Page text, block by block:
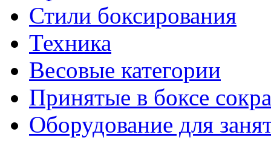
Стили боксирования
Техника
Весовые категории
Принятые в боксе
Оборудование для